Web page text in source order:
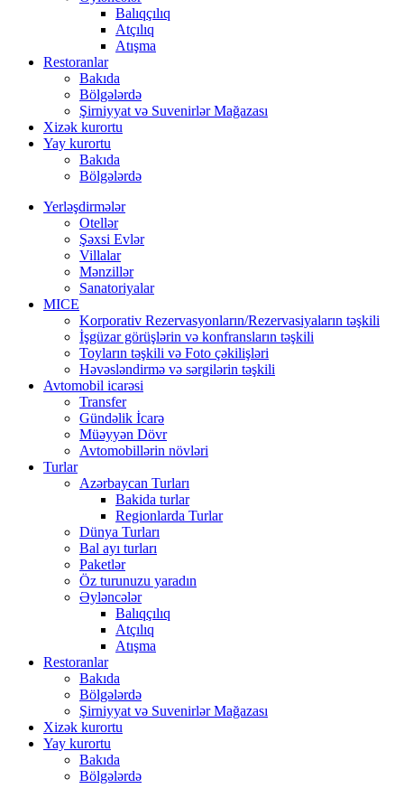
Balıqçılıq
Atçılıq
Atışma
Restoranlar
Bakıda
Bölgələrdə
Şirniyyat və Suvenirlər Mağazası
Xizək kurortu
Yay kurortu
Bakıda
Bölgələrdə
Yerləşdirmələr
Otellər
Şəxsi Evlər
Villalar
Mənzillər
Sanatoriyalar
MICE
Korporativ Rezervasyonların/Rezervasiyaların təşkili
İşgüzar görüşlərin və konfransların təşkili
Toyların təşkili və Foto çəkilişləri
Həvəsləndirmə və sərgilərin təşkili
Avtomobil icarəsi
Transfer
Gündəlik İcarə
Müəyyən Dövr
Avtomobillərin növləri
Turlar
Azərbaycan Turları
Bakida turlar
Regionlarda Turlar
Dünya Turları
Bal ayı turları
Paketlər
Öz turunuzu yaradın
Əyləncələr
Balıqçılıq
Atçılıq
Atışma
Restoranlar
Bakıda
Bölgələrdə
Şirniyyat və Suvenirlər Mağazası
Xizək kurortu
Yay kurortu
Bakıda
Bölgələrdə